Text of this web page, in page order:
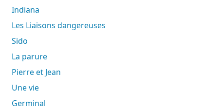
Indiana
Les Liaisons dangereuses
Sido
La parure
Pierre et Jean
Une vie
Germinal